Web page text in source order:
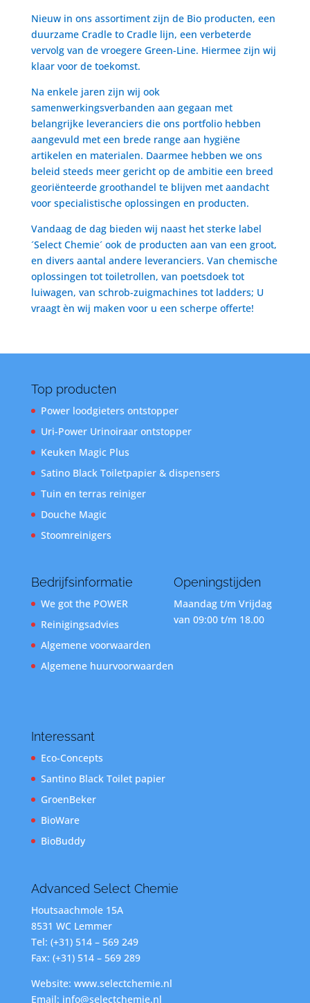
Nieuw in ons assortiment zijn de Bio producten, een
duurzame Cradle to Cradle lijn, een verbeterde
vervolg van de vroegere Green-Line. Hiermee zijn wij
klaar voor de toekomst.
Na enkele jaren zijn wij ook
samenwerkingsverbanden aan gegaan met
belangrijke leveranciers die ons portfolio hebben
aangevuld met een brede range aan hygiëne
artikelen en materialen. Daarmee hebben we ons
beleid steeds meer gericht op de ambitie een breed
georiënteerde groothandel te blijven met aandacht
voor specialistische oplossingen en producten.
Vandaag de dag bieden wij naast het sterke label
´Select Chemie´ ook de producten aan van een groot,
en divers aantal andere leveranciers. Van chemische
oplossingen tot toiletrollen, van poetsdoek tot
luiwagen, van schrob-zuigmachines tot ladders; U
vraagt èn wij maken voor u een scherpe offerte!
Top producten
Power loodgieters ontstopper
Uri-Power Urinoiraar ontstopper
Keuken Magic Plus
Satino Black Toiletpapier & dispensers
Tuin en terras reiniger
Douche Magic
Stoomreinigers
Bedrijfsinformatie
We got the POWER
Reinigingsadvies
Algemene voorwaarden
Algemene huurvoorwaarden
Openingstijden
Maandag t/m Vrijdag
van 09:00 t/m 18.00
Interessant
Eco-Concepts
Santino Black Toilet papier
GroenBeker
BioWare
BioBuddy
Advanced Select Chemie
Houtsaachmole 15A
8531 WC Lemmer
Tel: (+31) 514 – 569 249
Fax: (+31) 514 – 569 289
Website: www.selectchemie.nl
Email: info@selectchemie.nl